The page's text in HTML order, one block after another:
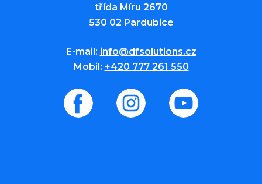
třída Míru 2670
530 02 Pardubice
E-mail: info@dfsolutions.cz
Mobil: +420 777 261 550